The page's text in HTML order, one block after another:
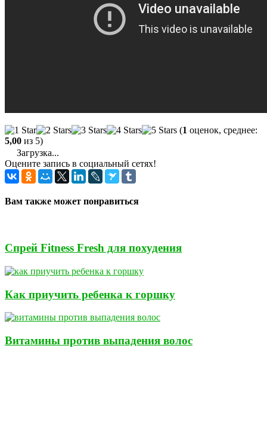
(1 оценок, среднее:
5,00 из 5)
Загрузка...
Оцените запись в социальный сетях!
Вам также может понравиться
Спрей Fitness Fresh для похудения
Как приучить ребенка к горшку
Витамины против выпадения волос